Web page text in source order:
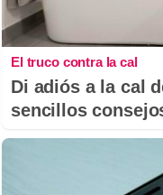
El truco contra la cal
Di adiós a la cal
sencillos